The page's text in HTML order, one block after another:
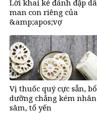
Lời khai kẻ đánh đập dã
man con riêng của
&amp;apos;vợ
1 giờ sáng
Vị thuốc quý cực sẵn, bổ
dưỡng chẳng kém nhân
sâm, tổ yến